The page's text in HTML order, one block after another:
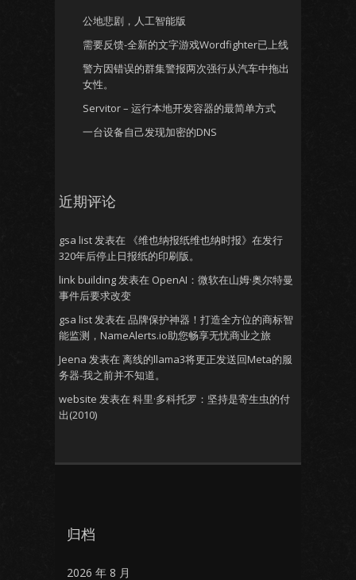
公地悲剧，人工智能版
需要反馈-全新的文字游戏Wordfighter已上线
警方因错误的群集警报两次强行从汽车中拖出
女性。
Servitor – 运行本地开发容器的最简单方式
一台设备自己发现加密的DNS
近期评论
gsa list发表在
《维也纳报纸维也纳时报》在发行
320年后停止日报纸的印刷版。
link building发表在 OpenAI：微软在山姆·奥尔特曼
事件后要求改变
gsa list发表在 品牌保护神器！打造全方位的商标智
能监测，NameAlerts.io助您畅享无忧商业之旅
Jeena 发表在 离线的llama3将更正发送回Meta的服
务器-我之前并不知道。
website 发表在 科里·多科托罗：坚持是寄生虫的付
出(2010)
归档
2026 年 8 月